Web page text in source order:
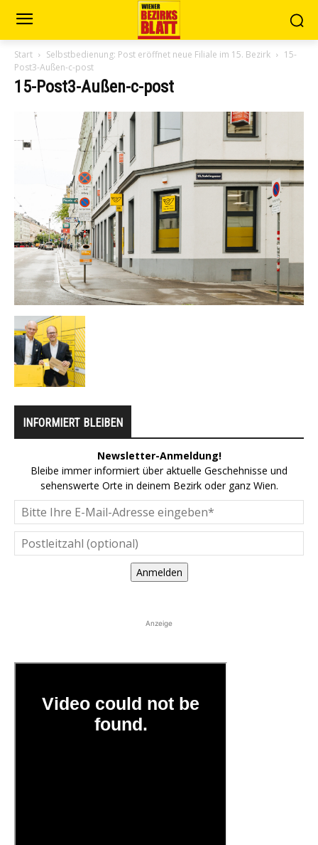
Start Selbstbedienung: Post eröffnet neue Filiale im 15. Bezirk
15-
Post3-Außen-c-post
15-Post3-Außen-c-post
INFORMIERT BLEIBEN
Newsletter-Anmeldung!
Bleibe immer informiert über aktuelle Geschehnisse und
sehenswerte Orte in deinem Bezirk oder ganz Wien.
Anmelden
Anzeige